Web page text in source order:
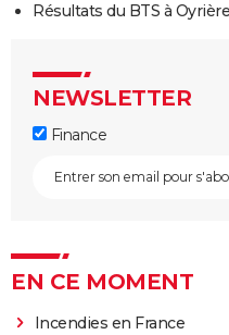
Résultats du BTS à
NEWSLETTER
Finance
EN CE MOMENT
Incendies en France